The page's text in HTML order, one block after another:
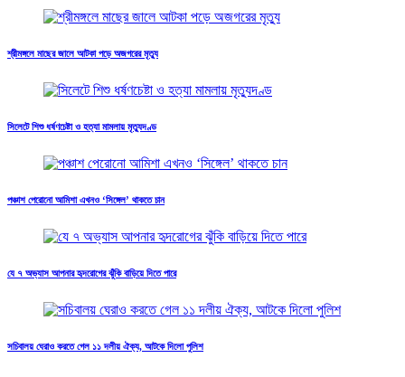
শ্রীমঙ্গলে মাছের জালে আটকা পড়ে অজগরের মৃত্যু
সিলেটে শিশু ধর্ষণচেষ্টা ও হত্যা মামলায় মৃত্যুদণ্ড
পঞ্চাশ পেরোনো আমিশা এখনও ‘সিঙ্গেল’ থাকতে চান
যে ৭ অভ্যাস আপনার হৃদরোগের ঝুঁকি বাড়িয়ে দিতে পারে
সচিবালয় ঘেরাও করতে গেল ১১ দলীয় ঐক্য, আটকে দিলো পুলিশ